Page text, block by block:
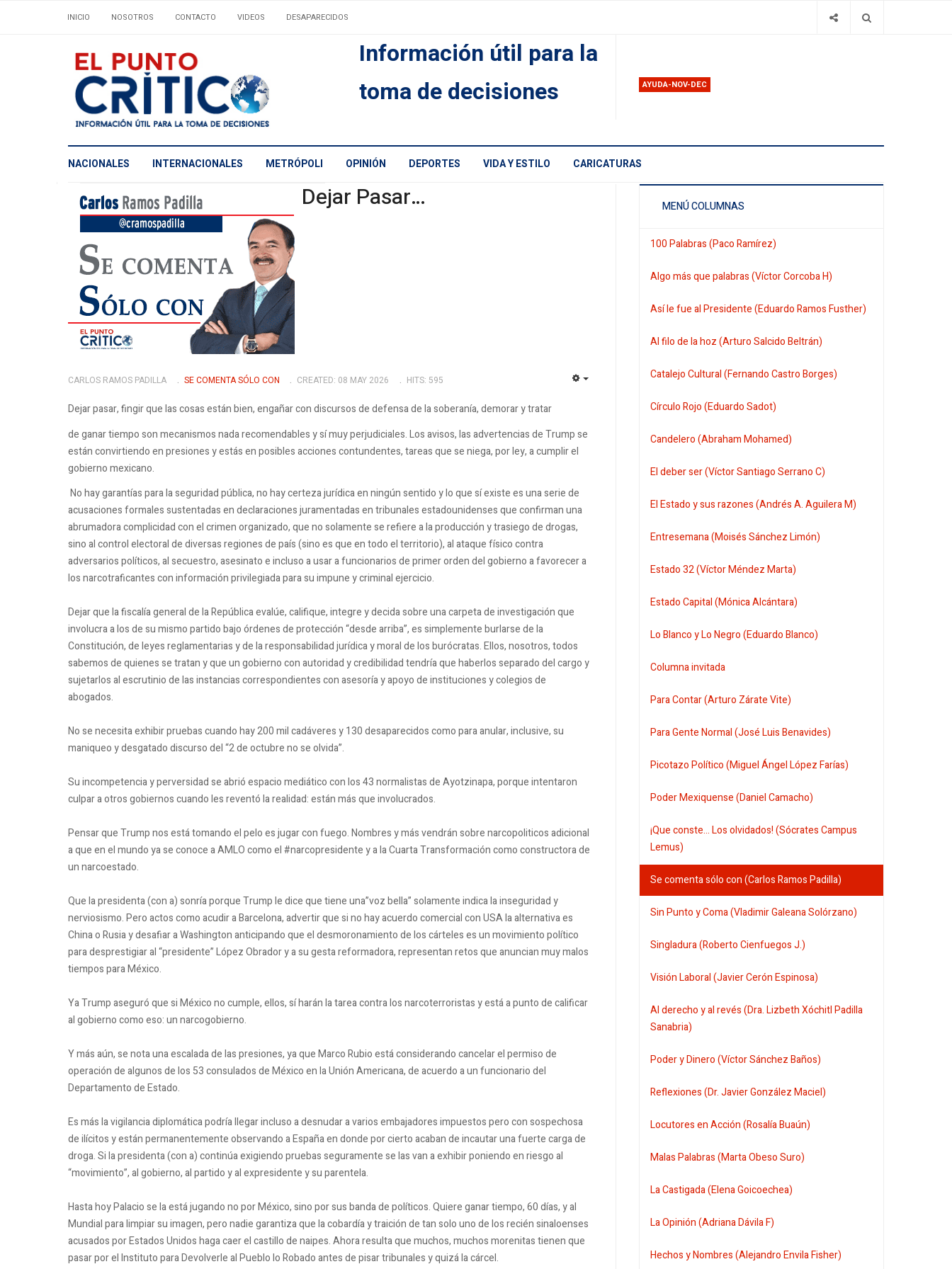
INICIO NOSOTROS CONTACTO VIDEOS DESAPARECIDOS
Información útil para la
toma de decisiones
AYUDA-NOV-DEC
NACIONALES INTERNACIONALES METRÓPOLI OPINIÓN DEPORTES VIDA Y ESTILO CARICATURAS
Dejar Pasar…
CARLOS RAMOS PADILLA SE COMENTA SÓLO CON CREATED: 08 MAY 2026 HITS: 595
Dejar pasar, fingir que las cosas están bien, engañar con discursos de defensa de la soberanía, demorar y tratar
de ganar tiempo son mecanismos nada recomendables y sí muy perjudiciales. Los avisos, las advertencias de Trump se
están convirtiendo en presiones y estás en posibles acciones contundentes, tareas que se niega, por ley, a cumplir el
gobierno mexicano.
No hay garantías para la seguridad pública, no hay certeza jurídica en ningún sentido y lo que sí existe es una serie de
acusaciones formales sustentadas en declaraciones juramentadas en tribunales estadounidenses que confirman una
abrumadora complicidad con el crimen organizado, que no solamente se refiere a la producción y trasiego de drogas,
sino al control electoral de diversas regiones de país (sino es que en todo el territorio), al ataque físico contra
adversarios políticos, al secuestro, asesinato e incluso a usar a funcionarios de primer orden del gobierno a favorecer a
los narcotraficantes con información privilegiada para su impune y criminal ejercicio.
Dejar que la fiscalía general de la República evalúe, califique, integre y decida sobre una carpeta de investigación que
involucra a los de su mismo partido bajo órdenes de protección “desde arriba”, es simplemente burlarse de la
Constitución, de leyes reglamentarias y de la responsabilidad jurídica y moral de los burócratas. Ellos, nosotros, todos
sabemos de quienes se tratan y que un gobierno con autoridad y credibilidad tendría que haberlos separado del cargo y
sujetarlos al escrutinio de las instancias correspondientes con asesoría y apoyo de instituciones y colegios de
abogados.
No se necesita exhibir pruebas cuando hay 200 mil cadáveres y 130 desaparecidos como para anular, inclusive, su
maniqueo y desgatado discurso del “2 de octubre no se olvida”.
Su incompetencia y perversidad se abrió espacio mediático con los 43 normalistas de Ayotzinapa, porque intentaron
culpar a otros gobiernos cuando les reventó la realidad: están más que involucrados.
Pensar que Trump nos está tomando el pelo es jugar con fuego. Nombres y más vendrán sobre narcopoliticos adicional
a que en el mundo ya se conoce a AMLO como el #narcopresidente y a la Cuarta Transformación como constructora de
un narcoestado.
Que la presidenta (con a) sonría porque Trump le dice que tiene una”voz bella” solamente indica la inseguridad y
nerviosismo. Pero actos como acudir a Barcelona, advertir que si no hay acuerdo comercial con USA la alternativa es
China o Rusia y desafiar a Washington anticipando que el desmoronamiento de los cárteles es un movimiento político
para desprestigiar al “presidente” López Obrador y a su gesta reformadora, representan retos que anuncian muy malos
tiempos para México.
Ya Trump aseguró que si México no cumple, ellos, sí harán la tarea contra los narcoterroristas y está a punto de calificar
al gobierno como eso: un narcogobierno.
Y más aún, se nota una escalada de las presiones, ya que Marco Rubio está considerando cancelar el permiso de
operación de algunos de los 53 consulados de México en la Unión Americana, de acuerdo a un funcionario del
Departamento de Estado.
Es más la vigilancia diplomática podría llegar incluso a desnudar a varios embajadores impuestos pero con sospechosa
de ilícitos y están permanentemente observando a España en donde por cierto acaban de incautar una fuerte carga de
droga. Si la presidenta (con a) continúa exigiendo pruebas seguramente se las van a exhibir poniendo en riesgo al
“movimiento”, al gobierno, al partido y al expresidente y su parentela.
Hasta hoy Palacio se la está jugando no por México, sino por sus banda de políticos. Quiere ganar tiempo, 60 días, y al
Mundial para limpiar su imagen, pero nadie garantiza que la cobardía y traición de tan solo uno de los recién sinaloenses
acusados por Estados Unidos haga caer el castillo de naipes. Ahora resulta que muchos, muchos morenitas tienen que
pasar por el Instituto para Devolverle al Pueblo lo Robado antes de pisar tribunales y quizá la cárcel.
MENÚ COLUMNAS
100 Palabras (Paco Ramírez)
Algo más que palabras (Víctor Corcoba H)
Así le fue al Presidente (Eduardo Ramos Fusther)
Al filo de la hoz (Arturo Salcido Beltrán)
Catalejo Cultural (Fernando Castro Borges)
Círculo Rojo (Eduardo Sadot)
Candelero (Abraham Mohamed)
El deber ser (Víctor Santiago Serrano C)
El Estado y sus razones (Andrés A. Aguilera M)
Entresemana (Moisés Sánchez Limón)
Estado 32 (Víctor Méndez Marta)
Estado Capital (Mónica Alcántara)
Lo Blanco y Lo Negro (Eduardo Blanco)
Columna invitada
Para Contar (Arturo Zárate Vite)
Para Gente Normal (José Luis Benavides)
Picotazo Político (Miguel Ángel López Farías)
Poder Mexiquense (Daniel Camacho)
¡Que conste... Los olvidados! (Sócrates Campus
Lemus)
Se comenta sólo con (Carlos Ramos Padilla)
Sin Punto y Coma (Vladimir Galeana Solórzano)
Singladura (Roberto Cienfuegos J.)
Visión Laboral (Javier Cerón Espinosa)
Al derecho y al revés (Dra. Lizbeth Xóchitl Padilla
Sanabria)
Poder y Dinero (Víctor Sánchez Baños)
Reflexiones (Dr. Javier González Maciel)
Locutores en Acción (Rosalía Buaún)
Malas Palabras (Marta Obeso Suro)
La Castigada (Elena Goicoechea)
La Opinión (Adriana Dávila F)
Hechos y Nombres (Alejandro Envila Fisher)